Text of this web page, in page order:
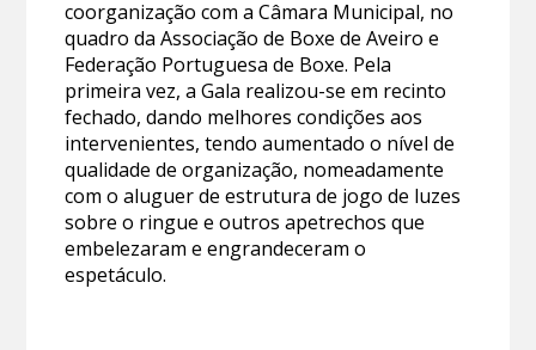
coorganização com a Câmara Municipal, no
quadro da Associação de Boxe de Aveiro e
Federação Portuguesa de Boxe. Pela
primeira vez, a Gala realizou-se em recinto
fechado, dando melhores condições aos
intervenientes, tendo aumentado o nível de
qualidade de organização, nomeadamente
com o aluguer de estrutura de jogo de luzes
sobre o ringue e outros apetrechos que
embelezaram e engrandeceram o
espetáculo.